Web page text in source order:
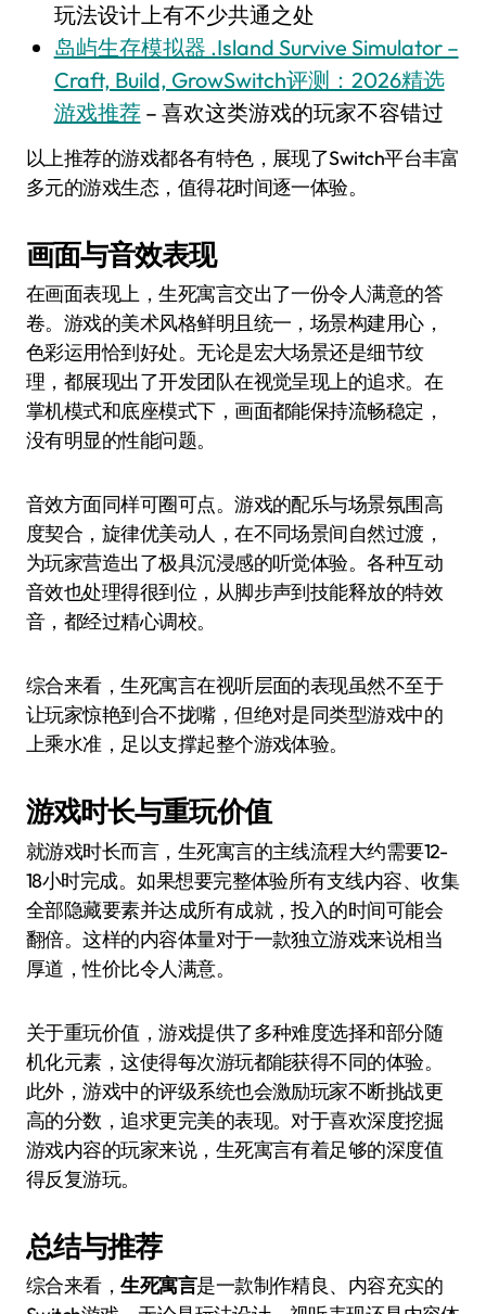
玩法设计上有不少共通之处
岛屿生存模拟器 .Island Survive Simulator –
Craft, Build, GrowSwitch评测：2026精选
游戏推荐– 喜欢这类游戏的玩家不容错过
以上推荐的游戏都各有特色，展现了Switch平台丰富
多元的游戏生态，值得花时间逐一体验。
画面与音效表现
在画面表现上，生死寓言交出了一份令人满意的答
卷。游戏的美术风格鲜明且统一，场景构建用心，
色彩运用恰到好处。无论是宏大场景还是细节纹
理，都展现出了开发团队在视觉呈现上的追求。在
掌机模式和底座模式下，画面都能保持流畅稳定，
没有明显的性能问题。
音效方面同样可圈可点。游戏的配乐与场景氛围高
度契合，旋律优美动人，在不同场景间自然过渡，
为玩家营造出了极具沉浸感的听觉体验。各种互动
音效也处理得很到位，从脚步声到技能释放的特效
音，都经过精心调校。
综合来看，生死寓言在视听层面的表现虽然不至于
让玩家惊艳到合不拢嘴，但绝对是同类型游戏中的
上乘水准，足以支撑起整个游戏体验。
游戏时长与重玩价值
就游戏时长而言，生死寓言的主线流程大约需要12-
18小时完成。如果想要完整体验所有支线内容、收集
全部隐藏要素并达成所有成就，投入的时间可能会
翻倍。这样的内容体量对于一款独立游戏来说相当
厚道，性价比令人满意。
关于重玩价值，游戏提供了多种难度选择和部分随
机化元素，这使得每次游玩都能获得不同的体验。
此外，游戏中的评级系统也会激励玩家不断挑战更
高的分数，追求更完美的表现。对于喜欢深度挖掘
游戏内容的玩家来说，生死寓言有着足够的深度值
得反复游玩。
总结与推荐
综合来看，生死寓言是一款制作精良、内容充实的